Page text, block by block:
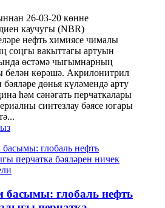
26-03-20 көнне
каучугы (NBR)
нефть химиясе чималы
соңгы вакыттагы артуын
өстәмә чыгымнарның
белән көрәшә. Акрилонитрил
бәяләре дөнья күләмендә арту
һәм сәнәгать перчаткалары
синтезлау бәясе югары
басымы: глобаль нефть